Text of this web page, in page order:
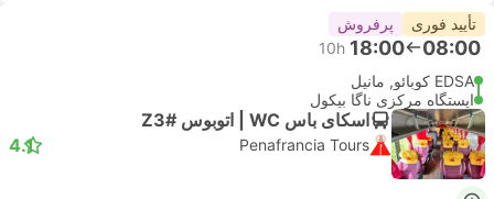
تأیید فوری پرفروش
08:00
18:00
10h
EDSA کوبائو, مانیل
ایستگاه مرکزی ناگا بیکول
اسکای باس WC | اتوبوس #Z3
Penafrancia Tours
4.1